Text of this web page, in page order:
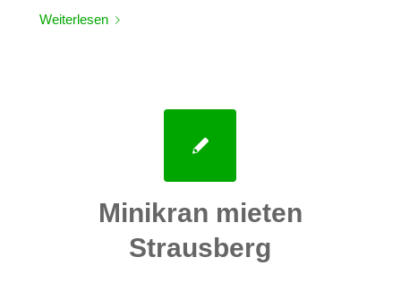
Weiterlesen
Minikran mieten
Strausberg